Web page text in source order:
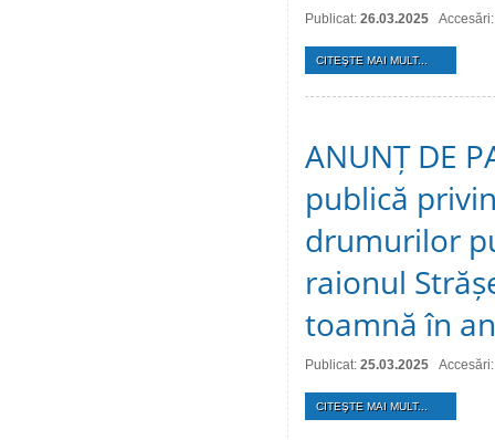
Publicat: 26.03.2025
CITEŞTE MAI MULT...
ANUNȚ DE
publică
drumurilor
raionul
toamnă în
Publicat: 25.03.2025
CITEŞTE MAI MULT...